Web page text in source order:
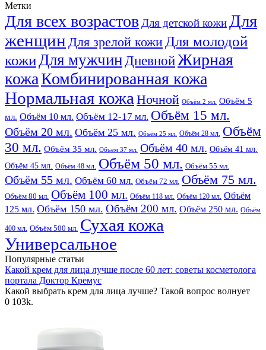
Метки
Для всех возрастовДля детской кожиДля
женщин Для зрелой кожиДля молодой
кожиДля мужчинДневнойЖирная
кожаКомбинированная кожа
Нормальная кожаНочной Объём 2 мл. Объём 5
мл. Объём 10 мл. Объём 12-17 мл. Объём 15 мл.
Объём 20 мл. Объём 25 мл. Объём 25 мл. Объём 28 мл. Объём
30 мл. Объём 35 мл. Объём 37 мл. Объём 40 мл. Объём 41 мл.
Объём 45 мл. Объём 48 мл. Объём 50 мл. Объём 55 мл.
Объём 55 мл. Объём 60 мл. Объём 72 мл. Объём 75 мл.
Объём 80 мл. Объём 100 мл. Объём 118 мл. Объём 120 мл. Объём
125 мл. Объём 150 мл. Объём 200 мл. Объём 250 мл. Объём
400 мл. Объём 500 мл. Сухая кожа
Универсальное
Популярные статьи
Какой крем для лица лучше после 60 лет: советы косметолога
портала Доктор Кремус
Какой выбрать крем для лица лучше? Такой вопрос волнует
0 103k.